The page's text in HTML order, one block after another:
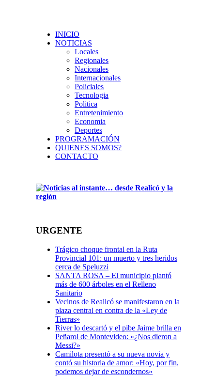
INICIO
NOTICIAS
Locales
Regionales
Nacionales
Internacionales
Policiales
Tecnologia
Politica
Entretenimiento
Economia
Deportes
PROGRAMACIÓN
QUIENES SOMOS?
CONTACTO
URGENTE
Trágico choque frontal en la Ruta
Provincial 101: un muerto y tres heridos
cerca de Speluzzi
SANTA ROSA – El municipio plantó
más de 600 árboles en el Relleno
Sanitario
Vecinos de Realicó se manifestaron en la
plaza central en contra de la «Ley de
Tierras»
River lo descartó y el pibe Jaime brilla en
Peñarol de Montevideo: «¿Nos dieron a
Messi?»
Camilota presentó a su nueva novia y
contó su historia de amor: «Hoy, por fin,
podemos dejar de escondernos»